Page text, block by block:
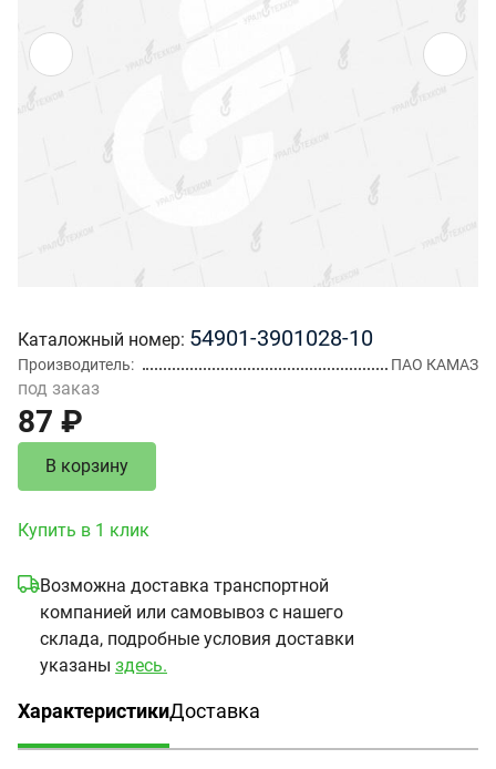
Каталожный номер 54901-3901028-10
Производитель ПАО КАМАЗ
под заказ
87 ₽
В корзину
Купить в 1 клик
Возможна доставка транспортной
компанией или самовывоз с нашего
склада, подробные условия доставки
указаны здесь.
Характеристики
(активная вкладка)
Доставка